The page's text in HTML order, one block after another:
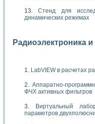
Стенд для
динамических режимах
Радиоэлектроника
LabVIEW в расчетах
Аппаратно-
ФЧХ активных фильтров
Виртуальный
параметров